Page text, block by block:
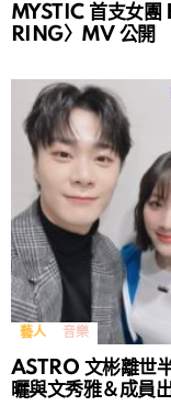
MYSTIC 首支女
RING〉MV 公開
藝人 音樂
ASTRO 文彬離世
曬與文秀雅＆成員